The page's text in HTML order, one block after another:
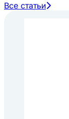
Все статьи